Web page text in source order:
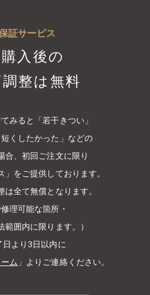
証サービス
入後の
整は無料
みると「若干きつい」
短くしたかった」などの
合、初回ご注文に限り
」をご提供しております。
は全て無償となります。
修理可能な箇所・
範囲内に限ります。）
日より3日以内に
ム 」よりご連絡ください。